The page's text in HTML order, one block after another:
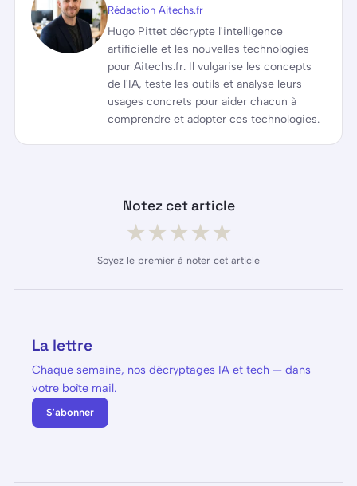
Rédaction Aitechs.fr
Hugo Pittet décrypte l'intelligence
artificielle et les nouvelles technologies
pour Aitechs.fr. Il vulgarise les concepts
de l'IA, teste les outils et analyse leurs
usages concrets pour aider chacun à
comprendre et adopter ces technologies.
Notez cet article
★★★★★
Soyez le premier à noter cet article
La lettre
Chaque semaine, nos décryptages IA et tech — dans
votre boîte mail.
S'abonner